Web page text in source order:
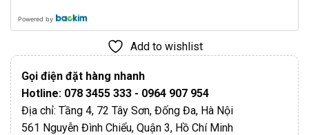
Powered by
Add to wishlist
Gọi điện đặt hàng nhanh
Hotline: 078 3455 333 - 0964 907 954
Địa chỉ: Tầng 4, 72 Tây Sơn, Đống Đa, Hà Nội
561 Nguyễn Đình Chiểu, Quận 3, Hồ Chí Minh